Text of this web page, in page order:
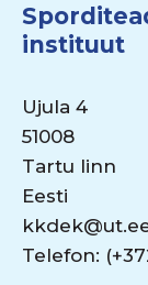
instituut
Ujula 4
51008
Tartu linn
Eesti
Telefon: